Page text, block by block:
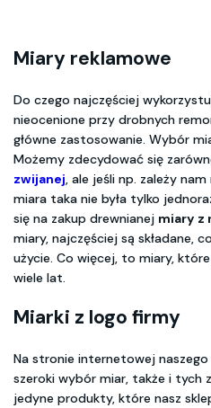
Miary reklamowe
Do czego najczęściej
nieocenione przy drobnych
główne zastosowanie. Wybór
Możemy zdecydować się
zwijanej, ale jeśli np. zależy
miara taka nie była tylko
się na zakup drewnianej miary z
miary, najczęściej są składane,
użycie. Co więcej, to miary,
wiele lat.
Miarki z logo firmy
Na stronie internetowej
szeroki wybór miar, także i tych
jedyne produkty, które nasz